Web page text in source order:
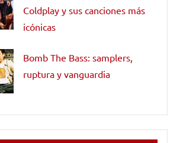
Coldplay y sus canciones más
icónicas
Bomb The Bass: samplers,
ruptura y vanguardia